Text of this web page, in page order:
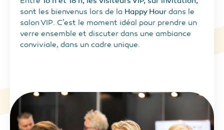
sont les bienvenus lors de la Happy Hour dans le
salon VIP. C’est le moment idéal pour prendre un
verre ensemble et discuter dans une ambiance
conviviale, dans un cadre unique.